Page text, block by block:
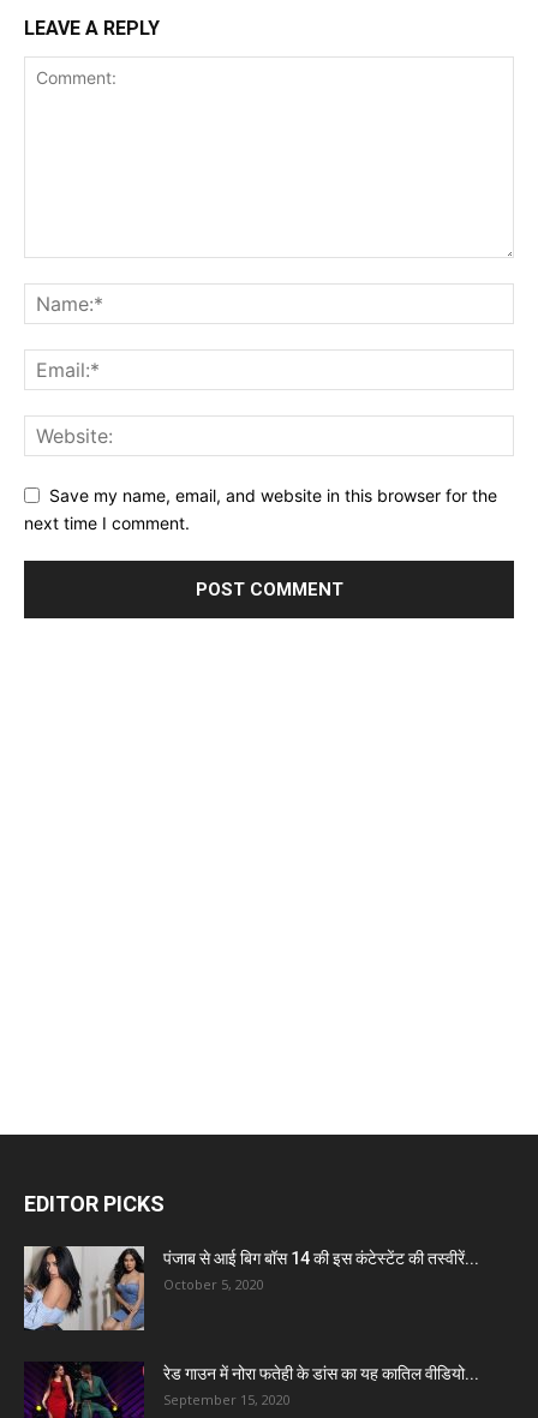
LEAVE A REPLY
Save my name, email, and website in this browser for the
next time I comment.
EDITOR PICKS
पंजाब से आई बिग बॉस 14 की इस कंटेस्टेंट की तस्वीरें...
October 5, 2020
रेड गाउन में नोरा फतेही के डांस का यह कातिल वीडियो...
September 15, 2020